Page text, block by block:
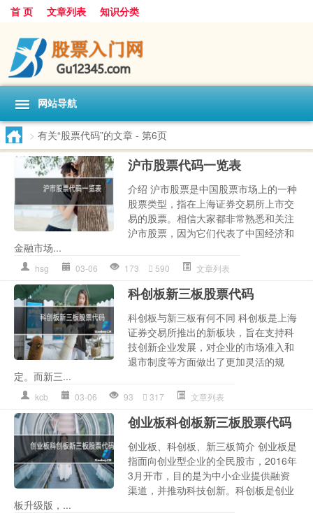
首 页 文章列表 知识分类
网站导航
> 有关“股票代码”的文章 - 第6页
沪市股票代码一览表
介绍 沪市股票是中国股票市场上的一种
股票类型，指在上海证券交易所上市交
易的股票。相信大家都非常熟悉和关注
沪市股票，因为它们代表了中国经济和
金融市场...
hsg 03-06 173 590 文章列表
科创板新三板股票代码
科创板与新三板有何不同 科创板是上海
证券交易所推出的新板块，旨在支持科
技创新企业发展，对企业的市场准入和
退市制度等方面做出了更加灵活的规
定。而新三...
kcb 03-06 93 317 文章列表
创业板科创板新三板股票代码
创业板、科创板、新三板简介 创业板是
指面向创业型企业的全民股市，2016年
3月开市，目的是为中小企业提供融资
渠道，并推动科技创新。科创板是创业
板升级版，...